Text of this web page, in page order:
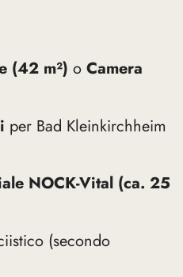
(42 m²) o Camera
per Bad Kleinkirchheim
NOCK-Vital (ca. 25
(secondo